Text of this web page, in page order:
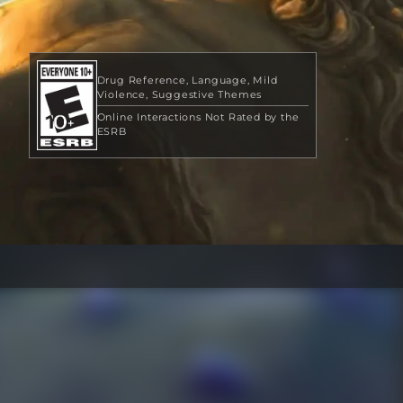
Drug Reference Language
Mild
Violence
Suggestive Themes
Online Interactions Not Rated by the
ESRB